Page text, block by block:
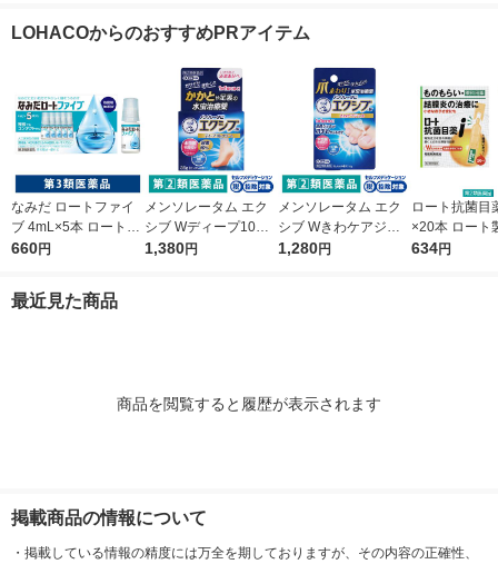
頭痛 オリジナル【第1
LOHACOからのおすすめPRアイテム
なみだ ロートファイ
ブ 4mL×5本 ロート製
薬 目薬 乾き目 疲れ目
660円
メンソレータム エク
シブ Wディープ10ク
リーム ロート製薬★
1,380円
メンソレータム エク
シブ Wきわケアジェ
ル 15g ロート製薬 ★
1,280円
ロート抗菌目
×20本 ロート
薬 ものもらい
634円
最近見た商品
商品を閲覧すると履歴が表示されます
掲載商品の情報について
・ 掲載している情報の精度には万全を期しておりますが、その内容の正確性、